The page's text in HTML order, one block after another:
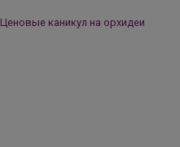
Ценовые каникул на орхидеи